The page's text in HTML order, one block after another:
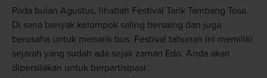
Pada bulan Agustus, lihatlah Festival Tarik Tambang Tosa.
Di sana banyak kelompok saling bersaing dan juga
berusaha untuk menarik bus. Festival tahunan ini memiliki
sejarah yang sudah ada sejak zaman Edo. Anda akan
dipersilakan untuk berpartisipasi.